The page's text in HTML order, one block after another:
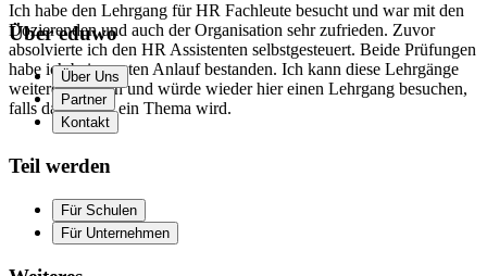
Ich habe den Lehrgang für HR Fachleute besucht und war mit den
Dozierenden und auch der Organisation sehr zufrieden. Zuvor
absolvierte ich den HR Assistenten selbstgesteuert. Beide Prüfungen
habe ich beim ersten Anlauf bestanden. Ich kann diese Lehrgänge
weiterempfehlen und würde wieder hier einen Lehrgang besuchen,
falls das einmal ein Thema wird.
Über eduwo
Über Uns
Partner
Kontakt
Teil werden
Für Schulen
Für Unternehmen